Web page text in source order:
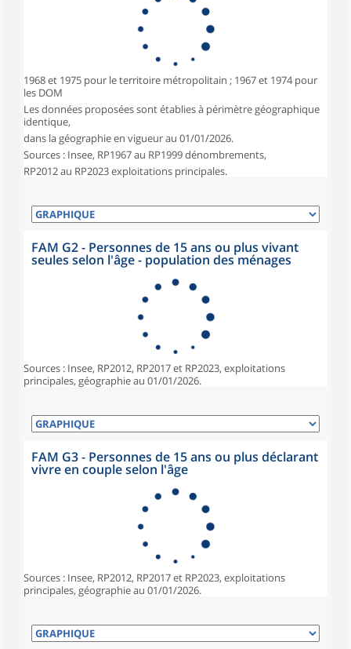
1968 et 1975 pour le territoire métropolitain ; 1967 et 1974 pour
les DOM
Les données proposées sont établies à périmètre géographique
identique,
dans la géographie en vigueur au 01/01/2026.
Sources : Insee, RP1967 au RP1999 dénombrements,
RP2012 au RP2023 exploitations principales.
FAM G2 - Personnes de 15 ans ou plus vivant
seules selon l'âge - population des ménages
Sources : Insee, RP2012, RP2017 et RP2023, exploitations
principales, géographie au 01/01/2026.
FAM G3 - Personnes de 15 ans ou plus déclarant
vivre en couple selon l'âge
Sources : Insee, RP2012, RP2017 et RP2023, exploitations
principales, géographie au 01/01/2026.